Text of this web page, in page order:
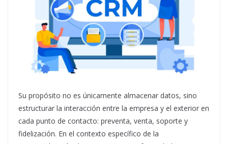
Su propósito no es únicamente almacenar datos, sino
estructurar la interacción entre la empresa y el exterior en
cada punto de contacto: preventa, venta, soporte y
fidelización. En el contexto específico de la